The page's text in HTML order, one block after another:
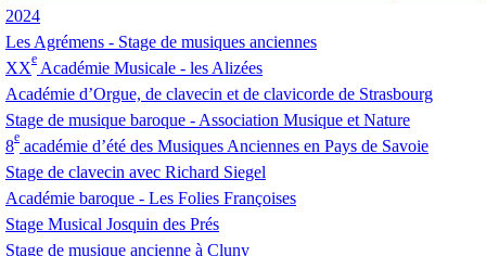
2024
Les Agrémens - Stage de musiques anciennes
XX
e
Académie Musicale - les Alizées
Académie d’Orgue, de clavecin et de clavicorde de Strasbourg
Stage de musique baroque - Association Musique et Nature
8
e
académie d’été des Musiques Anciennes en Pays de Savoie
Stage de clavecin avec Richard Siegel
Académie baroque - Les Folies Françoises
Stage Musical Josquin des Prés
Stage de musique ancienne à Cluny